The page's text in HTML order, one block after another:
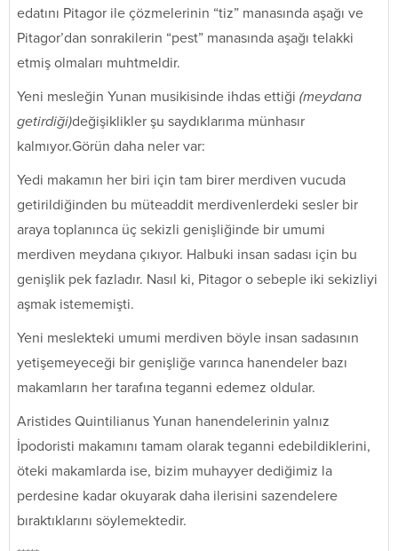
edatını Pitagor ile çözmelerinin “tiz” manasında aşağı ve
Pitagor’dan sonrakilerin “pest” manasında aşağı telakki
etmiş olmaları muhtmeldir.
Yeni mesleğin Yunan musikisinde ihdas ettiği (meydana
getirdiği)değişiklikler şu saydıklarıma münhasır
kalmıyor.Görün daha neler var:
Yedi makamın her biri için tam birer merdiven vucuda
getirildiğinden bu müteaddit merdivenlerdeki sesler bir
araya toplanınca üç sekizli genişliğinde bir umumi
merdiven meydana çıkıyor. Halbuki insan sadası için bu
genişlik pek fazladır. Nasıl ki, Pitagor o sebeple iki sekizliyi
aşmak istememişti.
Yeni meslekteki umumi merdiven böyle insan sadasının
yetişemeyeceği bir genişliğe varınca hanendeler bazı
makamların her tarafına teganni edemez oldular.
Aristides Quintilianus Yunan hanendelerinin yalnız
İpodoristi makamını tamam olarak teganni edebildiklerini,
öteki makamlarda ise, bizim muhayyer dediğimiz la
perdesine kadar okuyarak daha ilerisini sazendelere
bıraktıklarını söylemektedir.